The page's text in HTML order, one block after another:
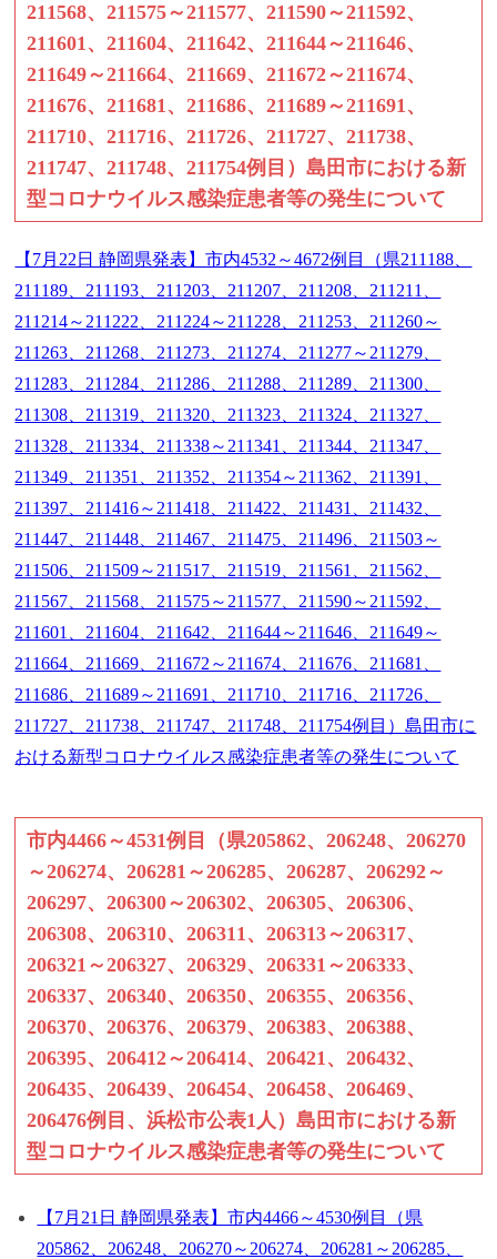
211568、211575～211577、211590～211592、
211601、211604、211642、211644～211646、
211649～211664、211669、211672～211674、
211676、211681、211686、211689～211691、
211710、211716、211726、211727、211738、
211747、211748、211754例目）島田市における新
型コロナウイルス感染症患者等の発生について
【7月22日 静岡県発表】市内4532～4672例目（県211188、
211189、211193、211203、211207、211208、211211、
211214～211222、211224～211228、211253、211260～
211263、211268、211273、211274、211277～211279、
211283、211284、211286、211288、211289、211300、
211308、211319、211320、211323、211324、211327、
211328、211334、211338～211341、211344、211347、
211349、211351、211352、211354～211362、211391、
211397、211416～211418、211422、211431、211432、
211447、211448、211467、211475、211496、211503～
211506、211509～211517、211519、211561、211562、
211567、211568、211575～211577、211590～211592、
211601、211604、211642、211644～211646、211649～
211664、211669、211672～211674、211676、211681、
211686、211689～211691、211710、211716、211726、
211727、211738、211747、211748、211754例目）島田市に
おける新型コロナウイルス感染症患者等の発生について
市内4466～4531例目（県205862、206248、206270
～206274、206281～206285、206287、206292～
206297、206300～206302、206305、206306、
206308、206310、206311、206313～206317、
206321～206327、206329、206331～206333、
206337、206340、206350、206355、206356、
206370、206376、206379、206383、206388、
206395、206412～206414、206421、206432、
206435、206439、206454、206458、206469、
206476例目、浜松市公表1人）島田市における新
型コロナウイルス感染症患者等の発生について
【7月21日 静岡県発表】市内4466～4530例目（県
205862、206248、206270～206274、206281～206285、